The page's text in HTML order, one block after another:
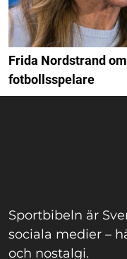
Frida Nordstrand
fotbollsspelare
Sportbibeln är
sociala medier –
och nostalgi.